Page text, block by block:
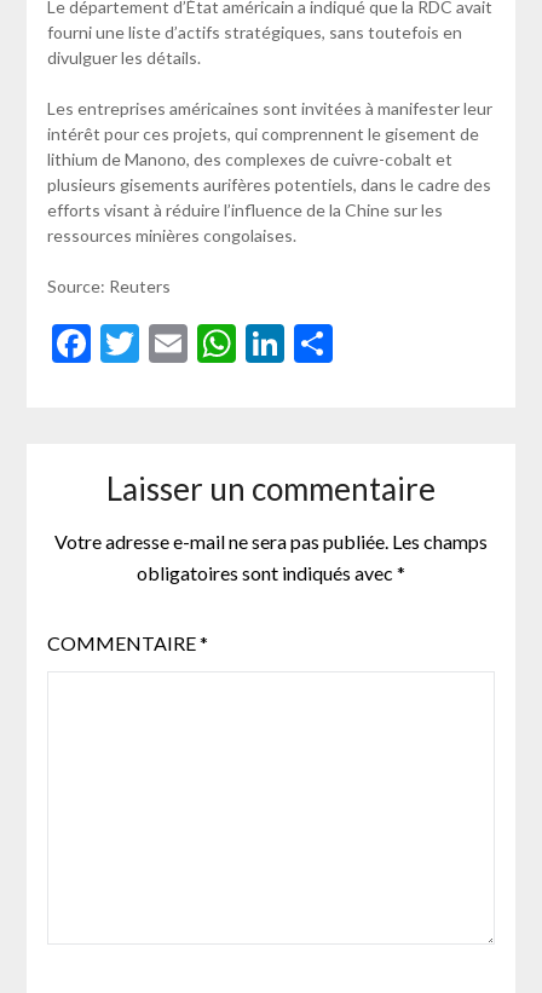
Le département d’État américain a indiqué que la RDC avait
fourni une liste d’actifs stratégiques, sans toutefois en
divulguer les détails.
Les entreprises américaines sont invitées à manifester leur
intérêt pour ces projets, qui comprennent le gisement de
lithium de Manono, des complexes de cuivre-cobalt et
plusieurs gisements aurifères potentiels, dans le cadre des
efforts visant à réduire l’influence de la Chine sur les
ressources minières congolaises.
Source: Reuters
Facebook
Twitter
EmailWhatsApp
LinkedIn
Partager
Laisser un commentaire
Votre adresse e-mail ne sera pas publiée. Les champs
obligatoires sont indiqués avec *
COMMENTAIRE*